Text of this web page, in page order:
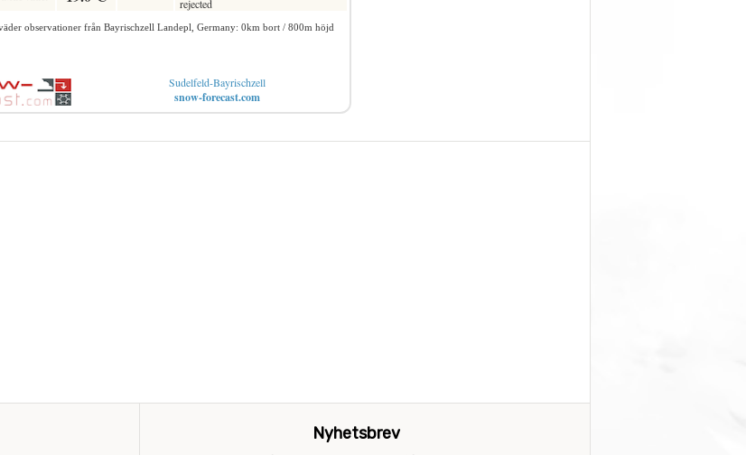
Sudelfeld-Bayrischzell
snow-forecast.com
Nyhetsbrev